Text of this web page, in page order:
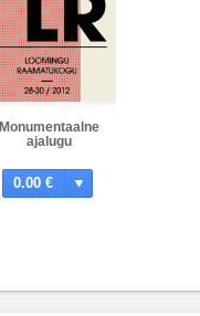
Monumentaalne
ajalugu
0.00 €